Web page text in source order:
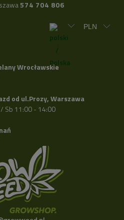
574 704 806
Wrocławskie
od ul.Prozy, Warszawa
Sb 11:00 - 14:00